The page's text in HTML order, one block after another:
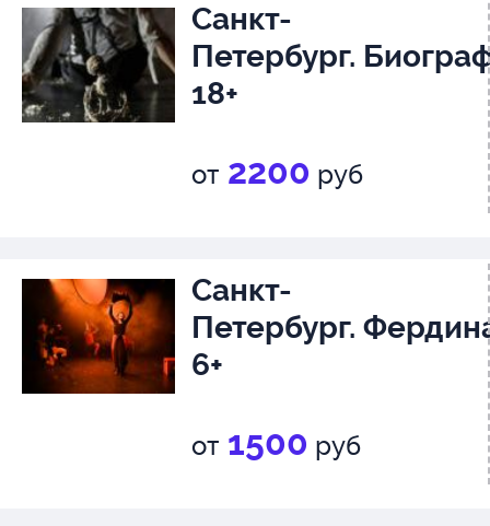
Санкт-
Петербург.
18+
от 2200 руб
Санкт-
Петербург.
6+
от 1500 руб